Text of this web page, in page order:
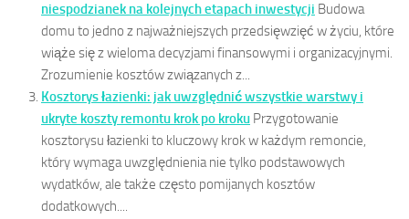
niespodzianek na kolejnych etapach inwestycji Budowa
domu to jedno z najważniejszych przedsięwzięć w życiu, które
wiąże się z wieloma decyzjami finansowymi i organizacyjnymi.
Zrozumienie kosztów związanych z...
Kosztorys łazienki: jak uwzględnić wszystkie warstwy i
ukryte koszty remontu krok po kroku Przygotowanie
kosztorysu łazienki to kluczowy krok w każdym remoncie,
który wymaga uwzględnienia nie tylko podstawowych
wydatków, ale także często pomijanych kosztów
dodatkowych....